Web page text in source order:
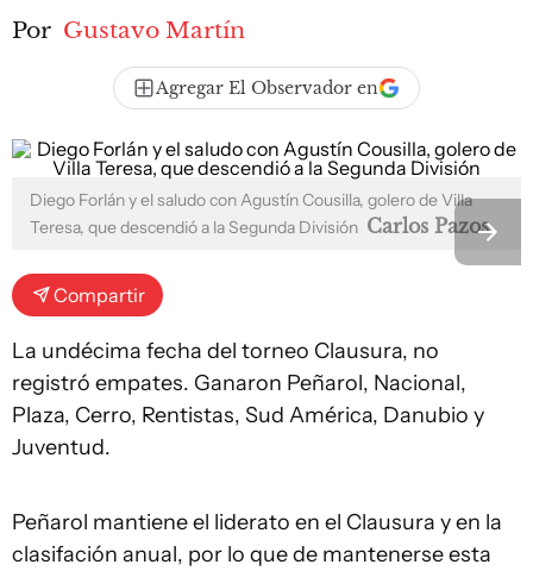
Por Gustavo Martín
Agregar El Observador en
Diego Forlán y el saludo con Agustín Cousilla, golero de Villa
Teresa, que descendió a la Segunda División Carlos Pazos
Compartir
La undécima fecha del torneo Clausura, no
registró empates. Ganaron Peñarol, Nacional,
Plaza, Cerro, Rentistas, Sud América, Danubio y
Juventud.
Peñarol mantiene el liderato en el Clausura y en la
clasifación anual, por lo que de mantenerse esta